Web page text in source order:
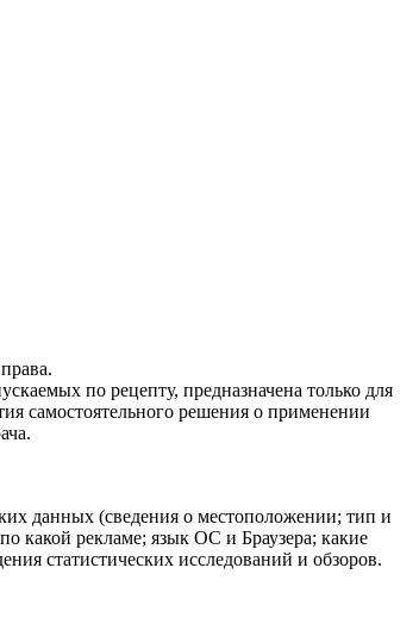
по рецепту, предназначена только для
самостоятельного решения о применении
данных (сведения о местоположении; тип и
какой рекламе; язык ОС и Браузера; какие
статистических исследований и обзоров.